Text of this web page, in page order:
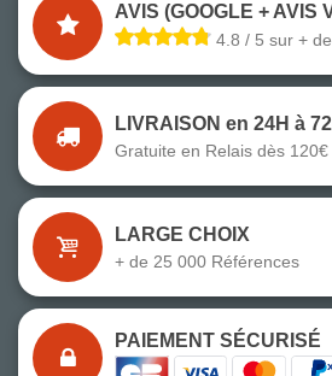
AVIS (GOOGLE + AVIS
4.8 / 5 sur +
LIVRAISON en 24H à
Gratuite en Relais dès
LARGE CHOIX
+ de 25 000 Références
PAIEMENT SÉCURISÉ